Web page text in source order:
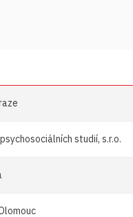
studií, s.r.o.